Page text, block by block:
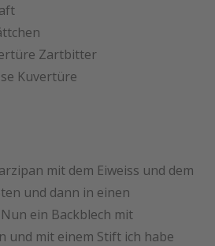
Zartbitter
Kuvertüre
mit dem Eiweiss und dem
und dann in einen
ein Backblech mit
und mit einem Stift ich habe